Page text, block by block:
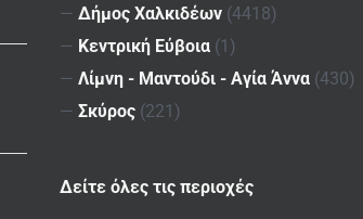
— Δήμος Χαλκιδέων (4418)
— Κεντρική Εύβοια (1)
— Λίμνη - Μαντούδι - Αγία Άννα (430)
— Σκύρος (221)
Δείτε όλες τις περιοχές